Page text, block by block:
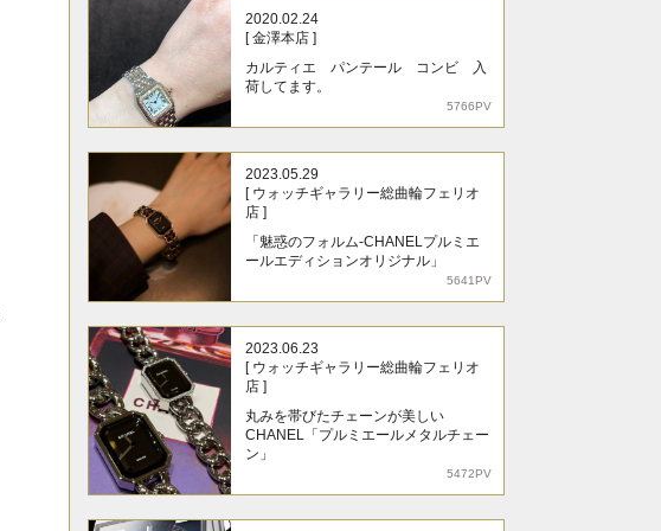
2020.02.24
[ 金澤本店 ]
カルティエ パンテール コンビ 入
荷してます。
5766PV
2023.05.29
[ ウォッチギャラリー総曲輪フェリオ
店 ]
「魅惑のフォルム-CHANELプルミエ
ールエディションオリジナル」
5641PV
2023.06.23
[ ウォッチギャラリー総曲輪フェリオ
店 ]
丸みを帯びたチェーンが美しい
CHANEL「プルミエールメタルチェー
ン」
5472PV